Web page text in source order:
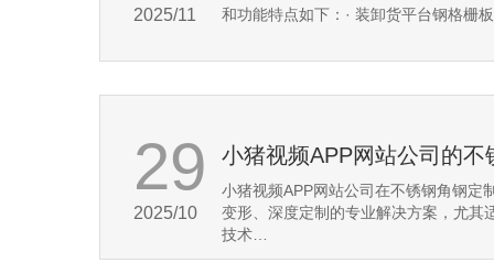
2025/11
和功能特点如下：· ‌装卸货平台‌钢格栅
29
2025/10
小猪视频APP网站公司的
小猪视频APP网站公司在不锈钢角钢定
变形、深度定制‌的专业解决方案，尤其
技术…